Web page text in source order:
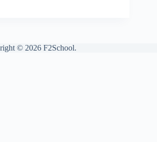
© 2026 F2School.